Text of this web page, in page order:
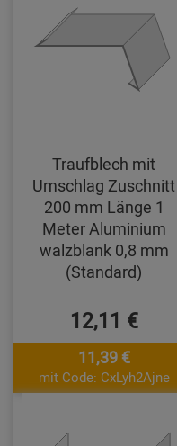
Traufblech mit
Umschlag Zuschnitt
200 mm Länge 1
Meter Aluminium
walzblank 0,8 mm
(Standard)
12,11 €
11,39 €
mit Code: CxLyh2Ajne